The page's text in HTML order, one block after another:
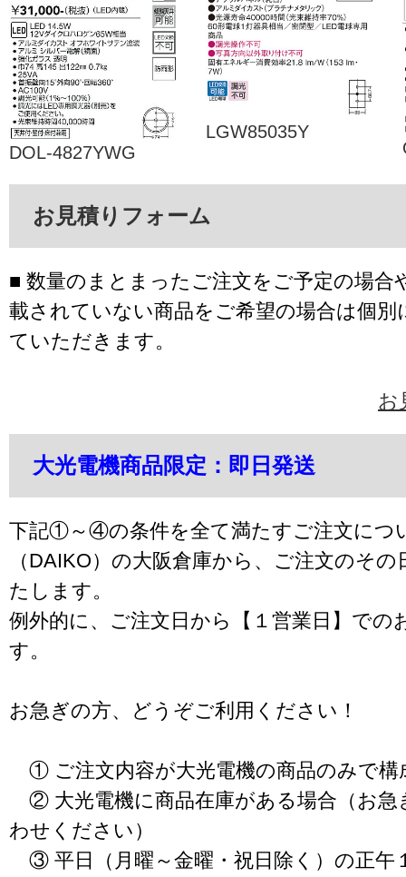
DOL-4827YWG
LGW85035Y
お見積りフォーム
■ 数量のまとまったご注文をご予定の場合
載されていない商品をご希望の場合は個別
ていただきます。
お
大光電機商品限定：即日発送
下記①～④の条件を全て満たすご注文につ
（DAIKO）の大阪倉庫から、ご注文のそ
たします。
例外的に、ご注文日から【１営業日】での
す。
お急ぎの方、どうぞご利用ください！
① ご注文内容が大光電機の商品のみで構
② 大光電機に商品在庫がある場合（お急
わせください）
③ 平日（月曜～金曜・祝日除く）の正午